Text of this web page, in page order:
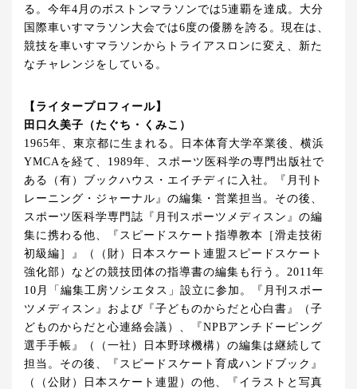
る。今年4月のボストンマラソンでは5連覇を達成。大分
国際車いすマラソン大会では6度の優勝を誇る。現在は、
競技を車いすマラソンからトライアスロンに変え、新た
なチャレンジをしている。
【ライタープロフィール】
田口久美子（たぐち・くみこ）
1965年、東京都に生まれる。日本体育大学卒業後、横浜
YMCAを経て、1989年、スポーツ医科学の専門出版社で
ある（有）ブックハウス・エイチディに入社。『月刊ト
レーニング・ジャーナル』の編集・営業担当。その後、
スポーツ医科学専門誌『月刊スポーツメディスン』の編
集に携わる他、『スピードスケート指導教本［滑走技術
初級編］』（（財）日本スケート連盟スピードスケート
強化部）などの競技団体の指導書の編集も行う。2011年
10月「編集工房ソシエタス」設立に参加。『月刊スポー
ツメディスン』および『子どものからだと心白書』（子
どものからだと心連絡会議）、『NPBアンチドーピング
選手手帳』（（一社）日本野球機構）の編集は継続して
担当。その後、『スピードスケート育成ハンドブック』
（（公財）日本スケート連盟）の他、『イラストと写真